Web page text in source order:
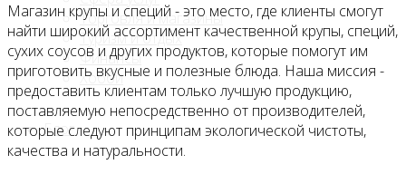
Торговля и магазины
Туризм и отдых
Финансы
Хобби
Блог
Магазин крупы и специй - это место, где клиенты смогут
найти широкий ассортимент качественной крупы, специй,
сухих соусов и других продуктов, которые помогут им
приготовить вкусные и полезные блюда. Наша миссия -
предоставить клиентам только лучшую продукцию,
поставляемую непосредственно от производителей,
которые следуют принципам экологической чистоты,
качества и натуральности.